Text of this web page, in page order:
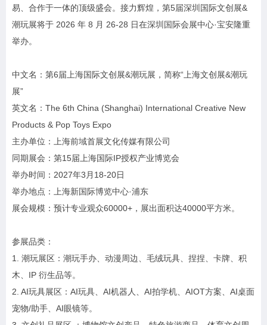
易、合作于一体的顶级盛会。接力辉煌，第5届深圳国际文创展&
潮玩展将于 2026 年 8 月 26-28 日在深圳国际会展中心·宝安隆重
举办。
中文名：第6届上海国际文创展&潮玩展，简称“上海文创展&潮玩
展”
英文名：The 6th China (Shanghai) International Creative New
Products & Pop Toys Expo
主办单位：上海前域首展文化传媒有限公司
同期展会：第15届上海国际IP授权产业博览会
举办时间：2027年3月18-20日
举办地点：上海新国际博览中心·浦东
展会规模：预计专业观众60000+，展出面积达40000平方米。
参展品类：
1. 潮玩展区：潮玩手办、动漫周边、毛绒玩具、捏捏、卡牌、积
木、IP 衍生品等。
2. AI玩具展区：AI玩具、AI机器人、AI拍学机、AIOT方案、AI桌面
宠物/助手、AI眼镜等。